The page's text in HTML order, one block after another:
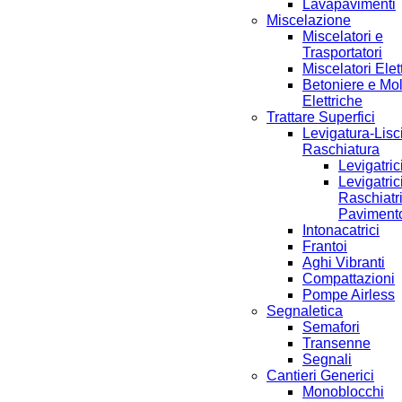
Lavapavimenti
Miscelazione
Miscelatori e
Trasportatori
Miscelatori
Betoniere e
Elettriche
Trattare Superfici
Levigatura-
Raschiatura
Intonacatrici
Frantoi
Aghi Vibranti
Compattazioni
Pompe Airless
Segnaletica
Semafori
Transenne
Segnali
Cantieri Generici
Monoblocchi